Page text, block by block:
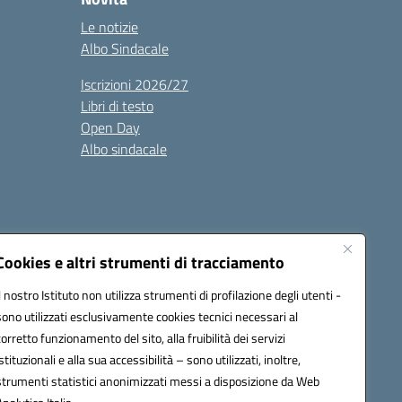
e altri strumenti di tracciamento
nostro Istituto non utilizza strumenti di profilazione degli utenti -
utilizzati esclusivamente cookies tecnici necessari al
funzionamento del sito, alla fruibilità dei servizi
e alla sua accessibilità – sono utilizzati, inoltre,
statistici anonimizzati messi a disposizione da Web
Le notizie
Albo Sindacale
Iscrizioni 2026/27
Libri di testo
Open Day
Albo sindacale